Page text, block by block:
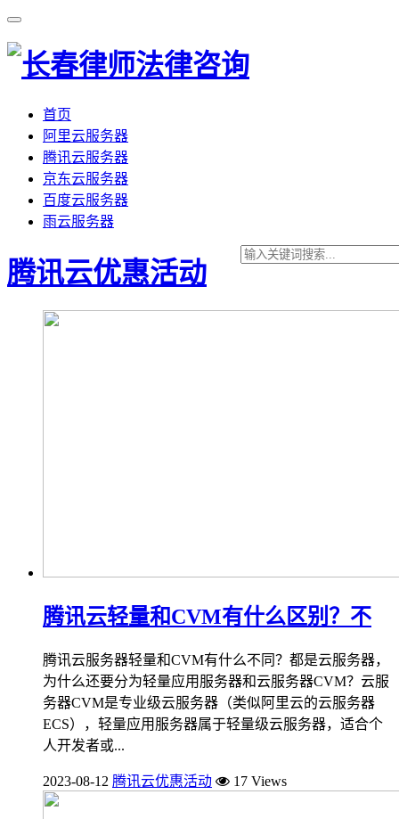
首页
阿里云服务器
腾讯云服务器
京东云服务器
百度云服务器
雨云服务器
腾讯云优惠活动
腾讯云轻量和CVM有什么区别？不
腾讯云服务器轻量和CVM有什么不同？都是云服务器，
为什么还要分为轻量应用服务器和云服务器CVM？云服
务器CVM是专业级云服务器（类似阿里云的云服务器
ECS），轻量应用服务器属于轻量级云服务器，适合个
人开发者或...
2023-08-12 腾讯云优惠活动 17 Views